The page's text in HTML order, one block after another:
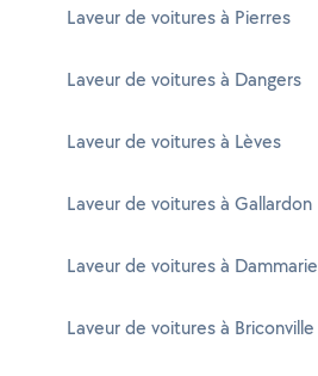
Laveur de voitures à Pierres
Laveur de voitures à Dangers
Laveur de voitures à Lèves
Laveur de voitures à Gallardon
Laveur de voitures à Dammarie
Laveur de voitures à Briconville